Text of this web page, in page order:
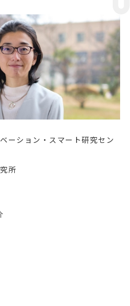
ーション・スマート研究セン
所